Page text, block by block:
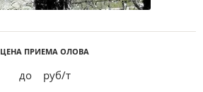
ЦЕНА ПРИЕМА ОЛОВА
до руб/т